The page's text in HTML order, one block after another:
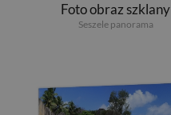
Foto obraz szklany
Seszele panorama